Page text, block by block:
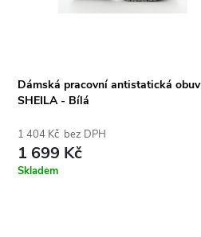
Dámská pracovní antistatická obuv
SHEILA - Bílá
1 404 Kč bez DPH
1 699 Kč
Skladem